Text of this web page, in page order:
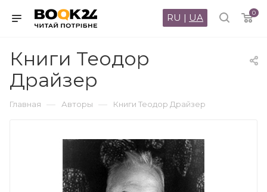
0
RU | UA
Книги Теодор
Драйзер
Главная — Авторы — Книги Теодор Драйзер